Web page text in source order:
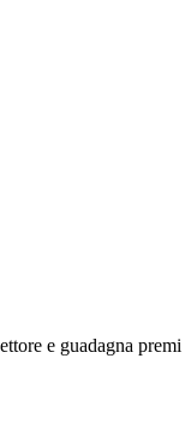
e guadagna premi